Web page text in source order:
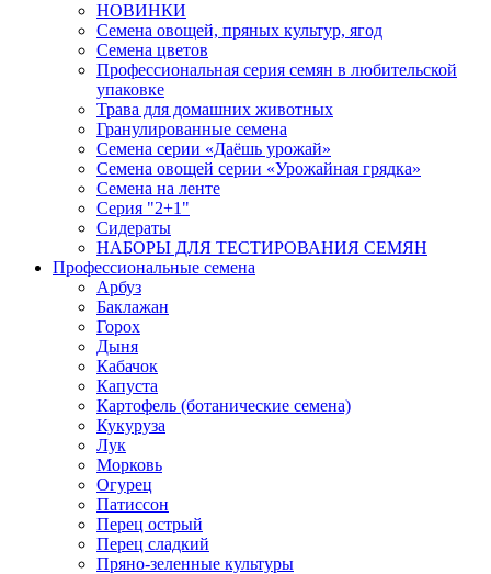
НОВИНКИ
Семена овощей, пряных культур, ягод
Семена цветов
Профессиональная серия семян в любительской
упаковке
Трава для домашних животных
Гранулированные семена
Семена серии «Даёшь урожай»
Семена овощей серии «Урожайная грядка»
Семена на ленте
Серия "2+1"
Сидераты
НАБОРЫ ДЛЯ ТЕСТИРОВАНИЯ СЕМЯН
Профессиональные семена
Арбуз
Баклажан
Горох
Дыня
Кабачок
Капуста
Картофель (ботанические семена)
Кукуруза
Лук
Морковь
Огурец
Патиссон
Перец острый
Перец сладкий
Пряно-зеленные культуры